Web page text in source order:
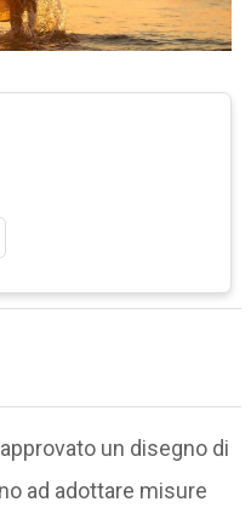
un disegno di
ad adottare misure